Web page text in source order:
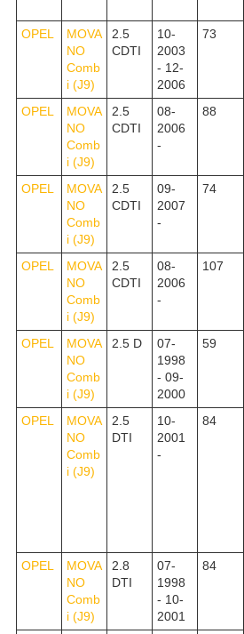
OPEL
MOVA
NO
Comb
i (J9)
2.5
CDTI
10-
2003
- 12-
2006
73
OPEL
MOVA
NO
Comb
i (J9)
2.5
CDTI
08-
2006
-
88
OPEL
MOVA
NO
Comb
i (J9)
2.5
CDTI
09-
2007
-
74
OPEL
MOVA
NO
Comb
i (J9)
2.5
CDTI
08-
2006
-
107
OPEL
MOVA
NO
Comb
i (J9)
2.5 D
07-
1998
- 09-
2000
59
OPEL
MOVA
NO
Comb
i (J9)
2.5
DTI
10-
2001
-
84
OPEL
MOVA
NO
Comb
i (J9)
2.8
DTI
07-
1998
- 10-
2001
84